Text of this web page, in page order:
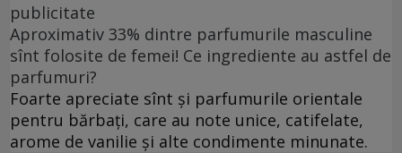
publicitate
Aproximativ 33% dintre parfumurile masculine
sînt folosite de femei! Ce ingrediente au astfel de
parfumuri?
Foarte apreciate sînt și parfumurile orientale
pentru bărbați, care au note unice, catifelate,
arome de vanilie și alte condimente minunate.